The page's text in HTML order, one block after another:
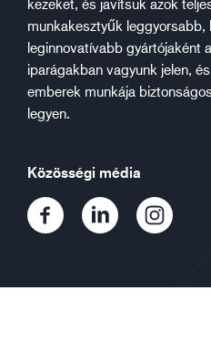
munkakesztyűk
leginnovatívabb gyártójaként
iparágakban vagyunk jelen,
emberek munkája
legyen.
Közösségi média